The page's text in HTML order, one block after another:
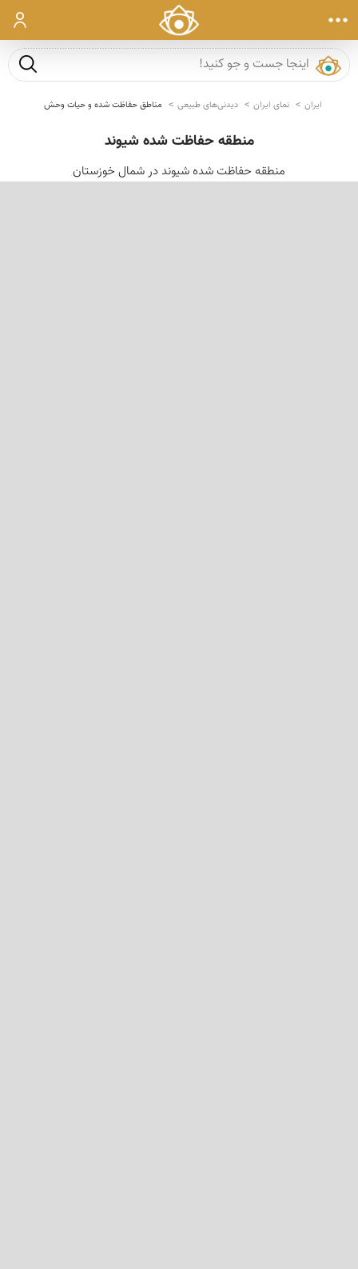
ورود
جست و
ایران نمای ایران دیدنی‌های طبیعی مناطق حفاظت شده و حیات وحش
منطقه حفاظت شده شیوند
منطقه حفاظت شده شیوند در شمال خوزستان